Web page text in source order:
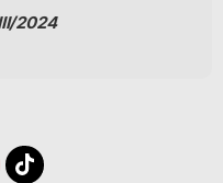
2024